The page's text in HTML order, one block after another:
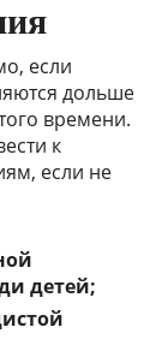
если
дольше
времени.
к
если не
детей;